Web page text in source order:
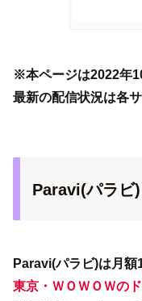
※本ページは2022年
最新の配信状況は各サ
Paravi(パラビ)
Paravi(パラビ)は月額
東京・ＷＯＷＯＷの